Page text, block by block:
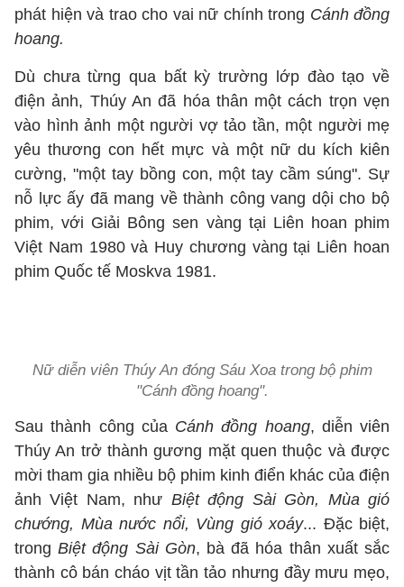
phát hiện và trao cho vai nữ chính trong Cánh đồng
hoang.
Dù chưa từng qua bất kỳ trường lớp đào tạo về
điện ảnh, Thúy An đã hóa thân một cách trọn vẹn
vào hình ảnh một người vợ tảo tần, một người mẹ
yêu thương con hết mực và một nữ du kích kiên
cường, "một tay bồng con, một tay cầm súng". Sự
nỗ lực ấy đã mang về thành công vang dội cho bộ
phim, với Giải Bông sen vàng tại Liên hoan phim
Việt Nam 1980 và Huy chương vàng tại Liên hoan
phim Quốc tế Moskva 1981.
Nữ diễn viên Thúy An đóng Sáu Xoa trong bộ phim
"Cánh đồng hoang".
Sau thành công củaCánh đồng hoang, diễn viên
Thúy An trở thành gương mặt quen thuộc và được
mời tham gia nhiều bộ phim kinh điển khác của điện
ảnh Việt Nam, như Biệt động Sài Gòn, Mùa gió
chướng, Mùa nước nổi, Vùng gió xoáy... Đặc biệt,
trongBiệt động Sài Gòn, bà đã hóa thân xuất sắc
thành cô bán cháo vịt tần tảo nhưng đầy mưu mẹo,